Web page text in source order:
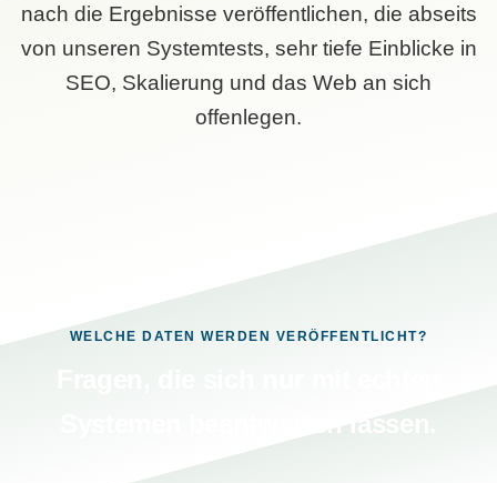
nach die Ergebnisse veröffentlichen, die abseits
von unseren Systemtests, sehr tiefe Einblicke in
SEO, Skalierung und das Web an sich
offenlegen.
WELCHE DATEN WERDEN VERÖFFENTLICHT?